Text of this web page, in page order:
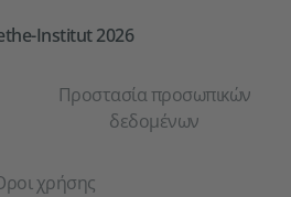
Institut 2026
Προστασία προσωπικών
δεδομένων
χρήσης